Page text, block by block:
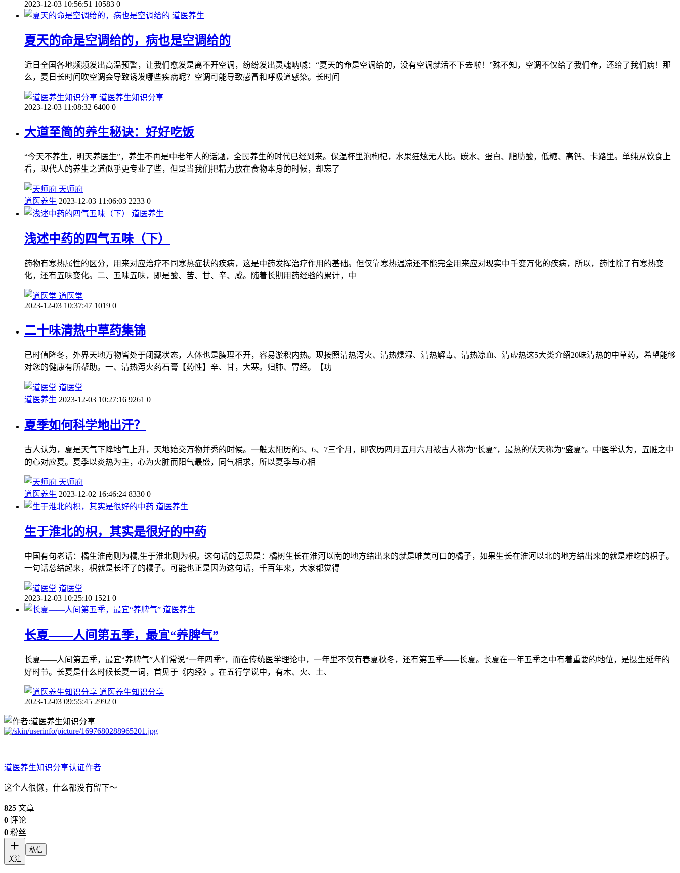
2023-12-03 10:56:51 10583 0
道医养生
夏天的命是空调给的，病也是空调给的
近日全国各地频频发出高温预警，让我们愈发是离不开空调，纷纷发出灵魂呐喊：“夏天的命是空调给的，没有空调就活不下去啦！”殊不知，空调不仅给了我们命，还给了我们病！那
么，夏日长时间吹空调会导致诱发哪些疾病呢？空调可能导致感冒和呼吸道感染。长时间
道医养生知识分享
2023-12-03 11:08:32 6400 0
大道至简的养生秘诀：好好吃饭
“今天不养生，明天养医生”，养生不再是中老年人的话题，全民养生的时代已经到来。保温杯里泡枸杞，水果狂炫无人比。碳水、蛋白、脂肪酸，低糖、高钙、卡路里。单纯从饮食上
看，现代人的养生之道似乎更专业了些，但是当我们把精力放在食物本身的时候，却忘了
天师府
道医养生 2023-12-03 11:06:03 2233 0
道医养生
浅述中药的四气五味（下）
药物有寒热属性的区分，用来对应治疗不同寒热症状的疾病，这是中药发挥治疗作用的基础。但仅靠寒热温凉还不能完全用来应对现实中千变万化的疾病，所以，药性除了有寒热变
化，还有五味变化。二、五味五味，即是酸、苦、甘、辛、咸。随着长期用药经验的累计，中
道医堂
2023-12-03 10:37:47 1019 0
二十味清热中草药集锦
已时值隆冬，外界天地万物皆处于闭藏状态，人体也是腠理不开，容易淤积内热。现按照清热泻火、清热燥湿、清热解毒、清热凉血、清虚热这5大类介绍20味清热的中草药，希望能够
对您的健康有所帮助。一、清热泻火药石膏【药性】辛、甘，大寒。归肺、胃经。【功
道医堂
道医养生 2023-12-03 10:27:16 9261 0
夏季如何科学地出汗？
古人认为，夏是天气下降地气上升，天地始交万物并秀的时候。一般太阳历的5、6、7三个月，即农历四月五月六月被古人称为“长夏”，最热的伏天称为“盛夏”。中医学认为，五脏之中
的心对应夏。夏季以炎热为主，心为火脏而阳气最盛，同气相求，所以夏季与心相
天师府
道医养生 2023-12-02 16:46:24 8330 0
道医养生
生于淮北的枳，其实是很好的中药
中国有句老话：橘生淮南则为橘,生于淮北则为枳。这句话的意思是：橘树生长在淮河以南的地方结出来的就是唯美可口的橘子，如果生长在淮河以北的地方结出来的就是难吃的枳子。
一句话总结起来，枳就是长坏了的橘子。可能也正是因为这句话，千百年来，大家都觉得
道医堂
2023-12-03 10:25:10 1521 0
道医养生
长夏——人间第五季，最宜“养脾气”
长夏——人间第五季，最宜“养脾气”人们常说“一年四季”，而在传统医学理论中，一年里不仅有春夏秋冬，还有第五季——长夏。长夏在一年五季之中有着重要的地位，是摄生延年的
好时节。长夏是什么时候长夏一词，首见于《内经》。在五行学说中，有木、火、土、
道医养生知识分享
2023-12-03 09:55:45 2992 0
道医养生知识分享认证作者
这个人很懒，什么都没有留下～
825 文章
0 评论
0 粉丝
关注
私信